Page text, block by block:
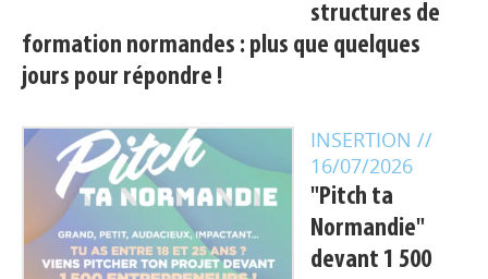
structures de
formation normandes : plus que quelques
jours pour répondre !
INSERTION //
16/07/2026
"Pitch ta
Normandie"
devant 1 500